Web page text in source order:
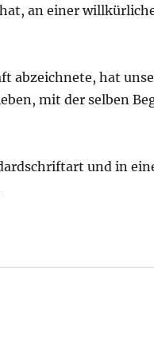
an einer
abzeichnete, hat
mit der selben
und in